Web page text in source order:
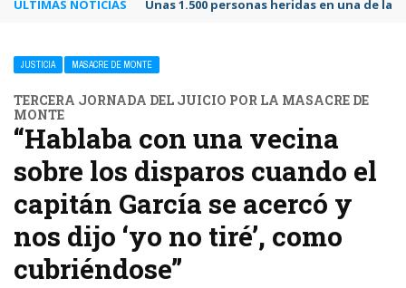
ÚLTIMAS NOTICIAS Unas 1.500 personas heridas en una de
JUSTICIA MASACRE DE MONTE
TERCERA JORNADA DEL JUICIO POR LA MASACRE DE
MONTE
“Hablaba con una vecina
sobre los disparos cuando el
capitán García se acercó y
nos dijo ‘yo no tiré’, como
cubriéndose”